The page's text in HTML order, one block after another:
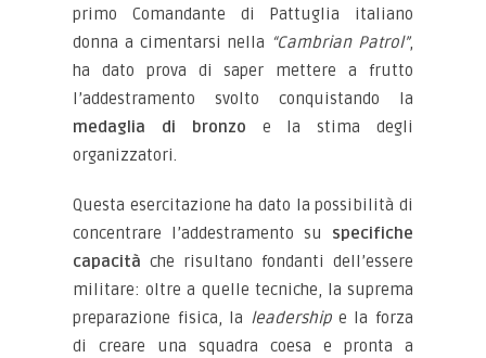
primo Comandante di Pattuglia italiano
donna a cimentarsi nella “Cambrian Patrol”,
ha dato prova di saper mettere a frutto
l’addestramento svolto conquistando la
medaglia di bronzo e la stima degli
organizzatori.
Questa esercitazione ha dato la possibilità di
concentrare l’addestramento su specifiche
capacità che risultano fondanti dell’essere
militare: oltre a quelle tecniche, la suprema
preparazione fisica, la leadershipe la forza
di creare una squadra coesa e pronta a